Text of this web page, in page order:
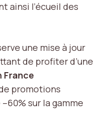
ainsi l’écueil des
une mise à jour
de profiter d’une
France
promotions
sur la gamme